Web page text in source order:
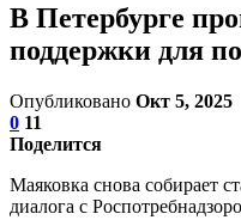
В Петербурге
поддержки для
Опубликовано Окт 5, 2025
0 11
Поделится
Маяковка снова собирает
диалога с